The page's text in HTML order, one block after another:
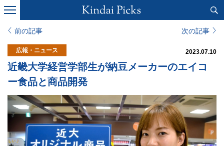
前の記事 次の記事
広報・ニュース 2023.07.10
近畿大学経営学部生が納豆メーカーのエイコ
ー食品と商品開発